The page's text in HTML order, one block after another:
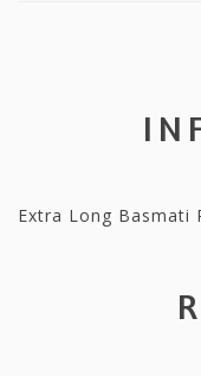
Extra Long Basmati